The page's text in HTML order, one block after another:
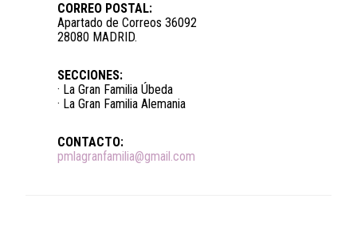
CORREO POSTAL:
Apartado de Correos 36092
28080 MADRID.
SECCIONES:
· La Gran Familia Úbeda
· La Gran Familia Alemania
CONTACTO:
pmlagranfamilia@gmail.com